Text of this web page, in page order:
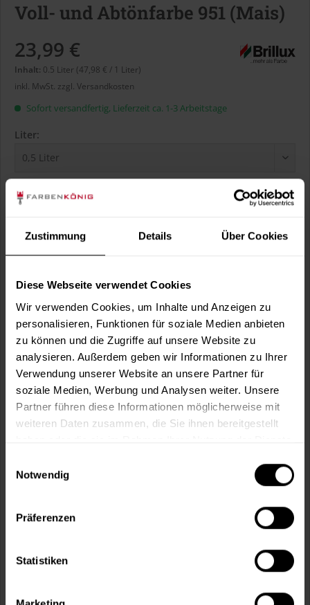
Zustimmung Details Über Cookies
Diese Webseite verwendet Cookies
Wir verwenden Cookies, um Inhalte und Anzeigen zu
personalisieren, Funktionen für soziale Medien anbieten
zu können und die Zugriffe auf unsere Website zu
analysieren. Außerdem geben wir Informationen zu Ihrer
Verwendung unserer Website an unsere Partner für
soziale Medien, Werbung und Analysen weiter. Unsere
Partner führen diese Informationen möglicherweise mit
weiteren Daten zusammen, die Sie ihnen bereitgestellt
Notwendig
Präferenzen
Statistiken
Voll- und Abtönfarbe 951 (Mais)
23,99 €
Inhalt: 0.5 Liter (47,98 € / 1 Liter)
inkl. MwSt. zzgl. Versandkosten
Sofort versandfertig, Lieferzeit ca. 1-3 Arbeitstage
Liter:
Verbrauch berechnen
m²
In den Warenkorb
Merken Fragen zum Artikel?
Artikel-Nr.: BX0951MAIS
Versand innerhalb von 48h*